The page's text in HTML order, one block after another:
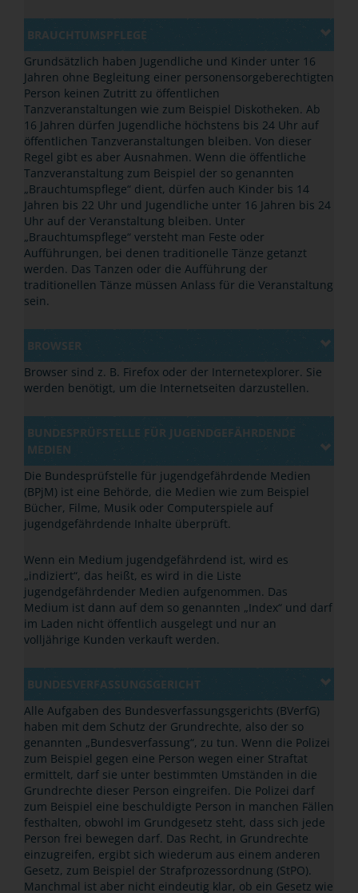
BRAUCHTUMSPFLEGE
Grundsätzlich haben Jugendliche und Kinder unter 16
Jahren ohne Begleitung einer personensorgeberechtigten
Person keinen Zutritt zu öffentlichen
Tanzveranstaltungen wie zum Beispiel Diskotheken. Ab
16 Jahren dürfen Jugendliche höchstens bis 24 Uhr auf
öffentlichen Tanzveranstaltungen bleiben. Von dieser
Regel gibt es aber Ausnahmen. Wenn die öffentliche
Tanzveranstaltung zum Beispiel der so genannten
„Brauchtumspflege“ dient, dürfen auch Kinder bis 14
Jahren bis 22 Uhr und Jugendliche unter 16 Jahren bis 24
Uhr auf der Veranstaltung bleiben. Unter
„Brauchtumspflege“ versteht man Feste oder
Aufführungen, bei denen traditionelle Tänze getanzt
werden. Das Tanzen oder die Aufführung der
traditionellen Tänze müssen Anlass für die Veranstaltung
sein.
BROWSER
Browser sind z. B. Firefox oder der Internetexplorer. Sie
werden benötigt, um die Internetseiten darzustellen.
BUNDESPRÜFSTELLE FÜR JUGENDGEFÄHRDENDE
MEDIEN
Die Bundesprüfstelle für jugendgefährdende Medien
(BPjM) ist eine Behörde, die Medien wie zum Beispiel
Bücher, Filme, Musik oder Computerspiele auf
jugendgefährdende Inhalte überprüft.
Wenn ein Medium jugendgefährdend ist, wird es
„indiziert“, das heißt, es wird in die Liste
jugendgefährdender Medien aufgenommen. Das
Medium ist dann auf dem so genannten „Index“ und darf
im Laden nicht öffentlich ausgelegt und nur an
volljährige Kunden verkauft werden.
BUNDESVERFASSUNGSGERICHT
Alle Aufgaben des Bundesverfassungsgerichts (BVerfG)
haben mit dem Schutz der Grundrechte, also der so
genannten „Bundesverfassung“, zu tun. Wenn die Polizei
zum Beispiel gegen eine Person wegen einer Straftat
ermittelt, darf sie unter bestimmten Umständen in die
Grundrechte dieser Person eingreifen. Die Polizei darf
zum Beispiel eine beschuldigte Person in manchen Fällen
festhalten, obwohl im Grundgesetz steht, dass sich jede
Person frei bewegen darf. Das Recht, in Grundrechte
einzugreifen, ergibt sich wiederum aus einem anderen
Gesetz, zum Beispiel der Strafprozessordnung (StPO).
Manchmal ist aber nicht eindeutig klar, ob ein Gesetz wie